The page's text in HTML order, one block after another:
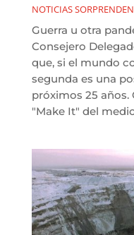
NOTICIAS
Guerra u otra
Consejero
que, si el mundo
segunda es una
próximos 25
"Make It" del